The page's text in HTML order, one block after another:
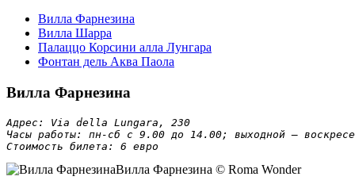
Вилла Фарнезина
Вилла Шарра
Палаццо Корсини алла Лунгара
Фонтан дель Аква Паола
Вилла Фарнезина
Адрес: Via della Lungara, 230
Часы работы: пн-сб с 9.00 до 14.00; выходной –
Стоимость билета: 6 евро
Вилла Фарнезина © Roma Wonder